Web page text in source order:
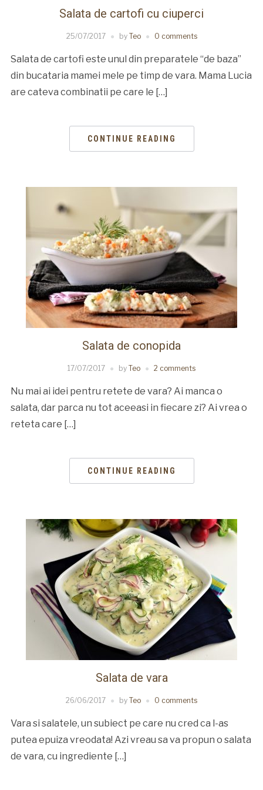
Salata de cartofi cu ciuperci
25/07/2017 by Teo 0 comments
Salata de cartofi este unul din preparatele “de baza”
din bucataria mamei mele pe timp de vara. Mama Lucia
are cateva combinatii pe care le […]
CONTINUE READING
Salata de conopida
17/07/2017 by Teo 2 comments
Nu mai ai idei pentru retete de vara? Ai manca o
salata, dar parca nu tot aceeasi in fiecare zi? Ai vrea o
reteta care […]
CONTINUE READING
Salata de vara
26/06/2017 by Teo 0 comments
Vara si salatele, un subiect pe care nu cred ca l-as
putea epuiza vreodata! Azi vreau sa va propun o salata
de vara, cu ingrediente […]